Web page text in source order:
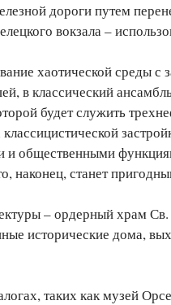
дороги путем
вокзала –
хаотической среды
в классический
будет служить
общественными
наконец, станет
– ордерный храм
исторические дома,
таких как музей